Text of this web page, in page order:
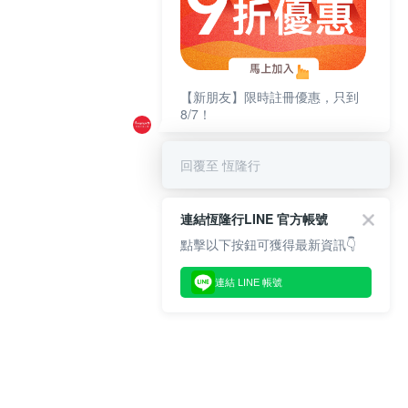
【新朋友】限時註冊優惠，只到
8/7！
回覆至 恆隆行
連結恆隆行LINE 官方帳號
點擊以下按鈕可獲得最新資訊👇
連結 LINE 帳號